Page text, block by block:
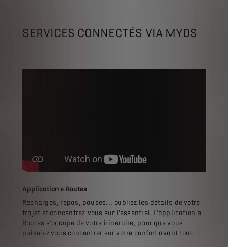
SERVICES CONNECTÉS VIA MYDS
Application e-Routes
Recharges, repas, pauses... oubliez les détails de votre
trajet et concentrez-vous sur l'essentiel. L'application e-
Routes s'occupe de votre itinéraire, pour que vous
puissiez vous concentrer sur votre confort avant tout.